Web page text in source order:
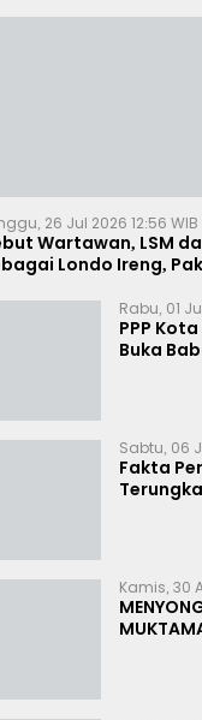
26 Jul 2026 12:56 WIB
Wartawan, LSM
Londo Ireng,
Rabu, 01
PPP
Buka
Sabtu, 06
Fakta
Kamis, 30